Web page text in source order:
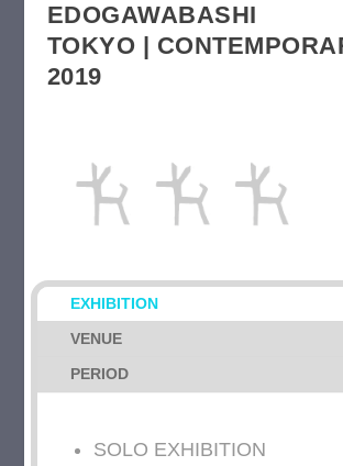
EDOGAWABASHI
TOKYO |
2019
EXHIBITION
VENUE
PERIOD
SOLO EXHIBITION